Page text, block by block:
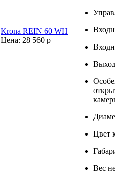
Krona REIN 60 WH
Цена: 28 560 р
Цвет
Вес